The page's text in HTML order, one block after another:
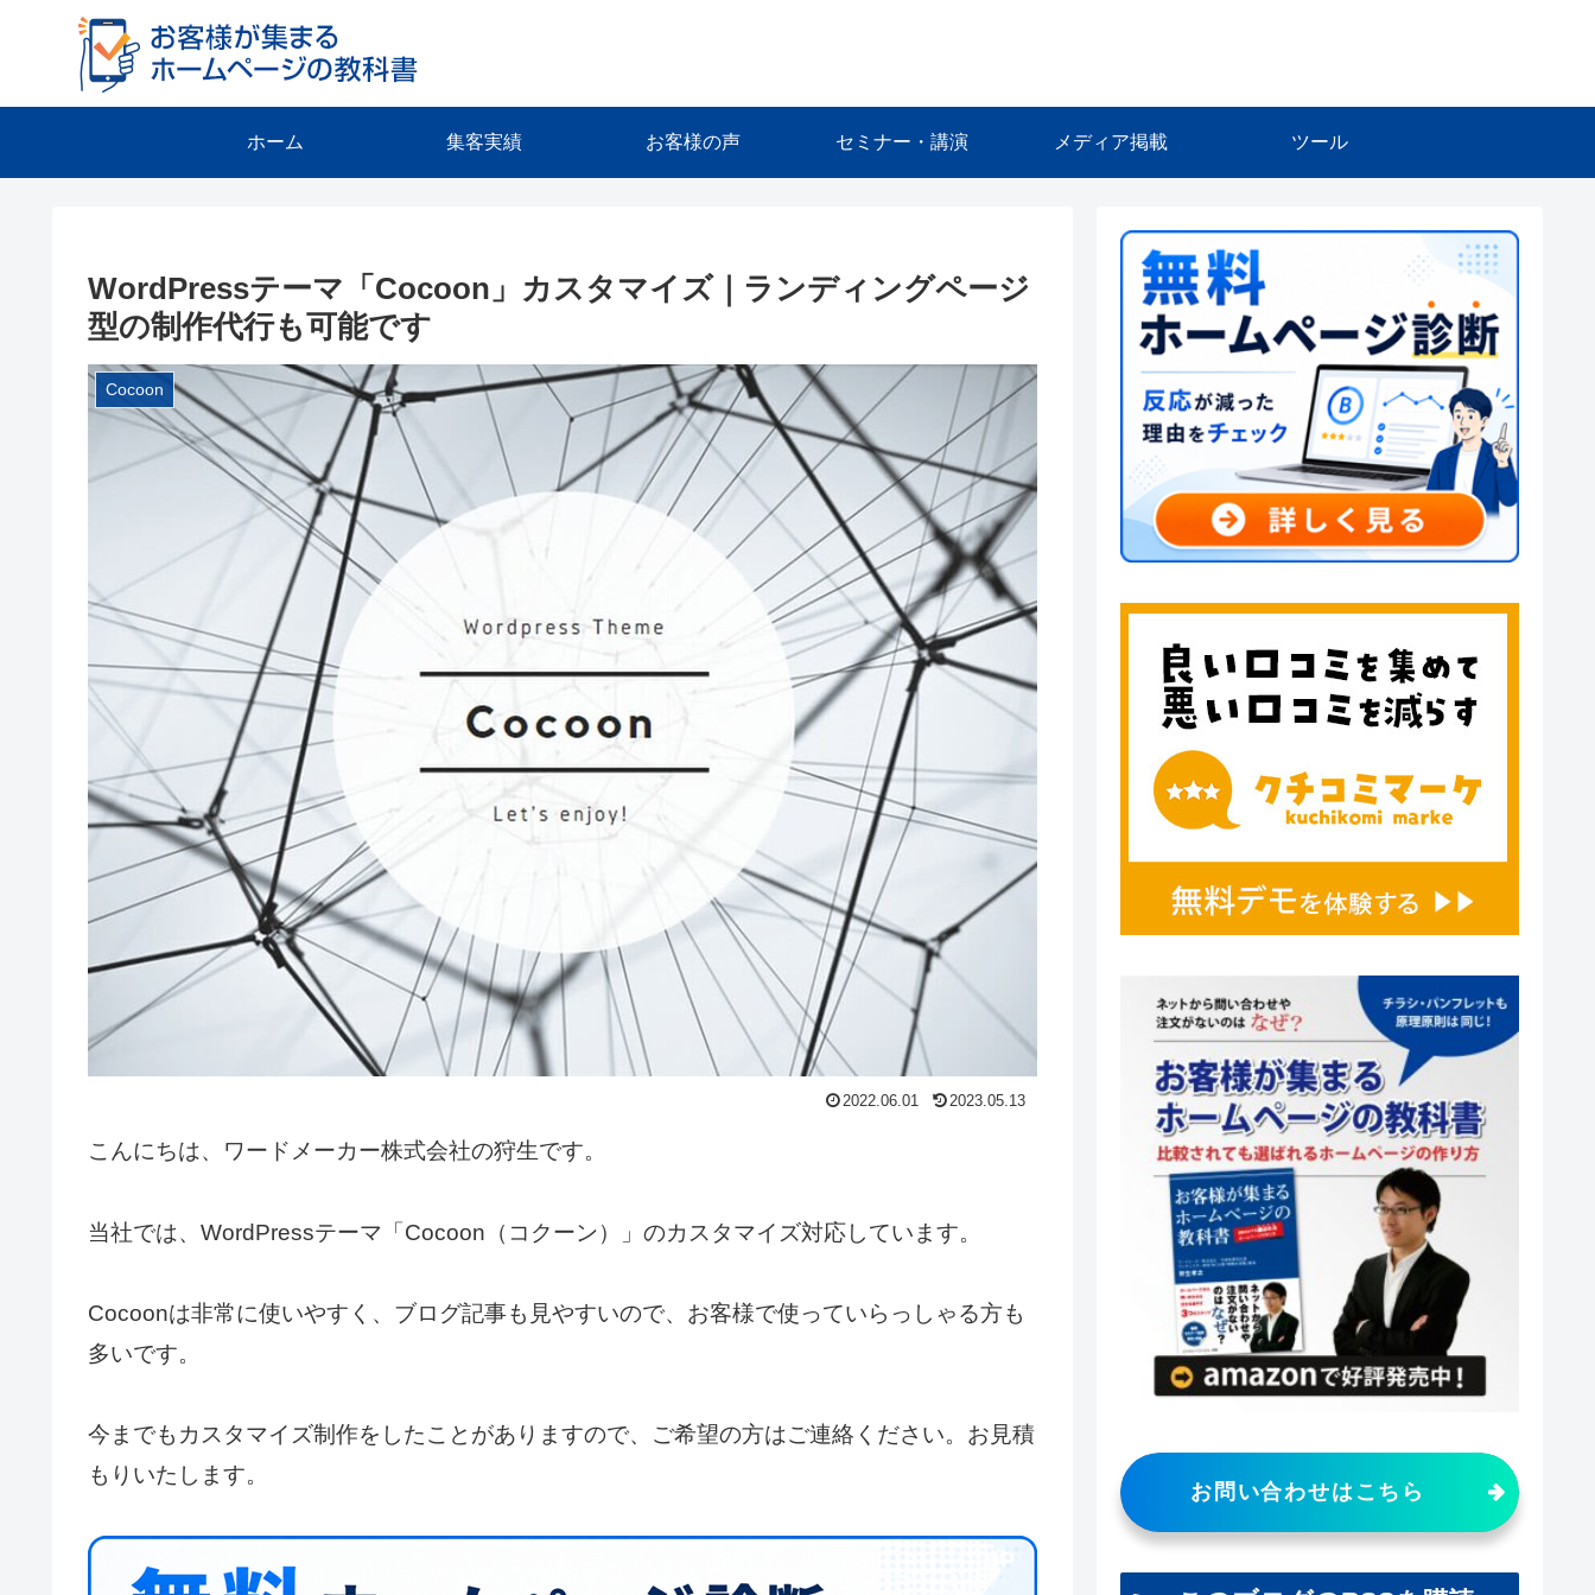
ホーム 集客実績 お客様の声 セミナー・講演 メディア掲載 ツール
WordPressテーマ「Cocoon」カスタマイズ｜ランディングページ
型の制作代行も可能です
Cocoon
2022.06.01 2023.05.13
こんにちは、ワードメーカー株式会社の狩生です。
当社では、WordPressテーマ「Cocoon（コクーン）」のカスタマイズ対応しています。
Cocoonは非常に使いやすく、ブログ記事も見やすいので、お客様で使っていらっしゃる方も
多いです。
今までもカスタマイズ制作をしたことがありますので、ご希望の方はご連絡ください。お見積
もりいたします。
お問い合わせはこちら